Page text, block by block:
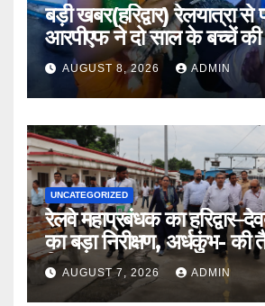
बड़ी खबर(हरिद्वार) रेलयात्रा से
आरपीएफ ने दो साल के बच्चें की
।।AUGUST 8, 2026 ADMIN
UNCATEGORIZED
रेलवे महाप्रबंधक का
का बड़ा निरीक्षण, अर्धकुंभ- की
लिया जायजा
AUGUST 7, 2026 ADMIN